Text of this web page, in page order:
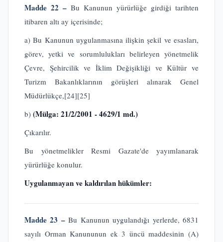
Madde 22 – Bu Kanunun yürürlüğe girdiği tarihten
itibaren altı ay içerisinde;
a) Bu Kanunun uygulanmasına ilişkin şekil ve esasları,
görev, yetki ve sorumlulukları belirleyen yönetmelik
Çevre, Şehircilik ve İklim Değişikliği ve Kültür ve
Turizm Bakanlıklarının görüşleri alınarak Genel
Müdürlükçe,[24][25]
b) (Mülga: 21/2/2001 - 4629/1 md.)
Çıkarılır.
Bu yönetmelikler Resmi Gazate'de yayımlanarak
yürürlüğe konulur.
Uygulanmayan ve kaldırılan hükümler:
Madde 23 –Bu Kanunun uygulandığı yerlerde, 6831
sayılı Orman Kanununun ek 3 üncü maddesinin (A)